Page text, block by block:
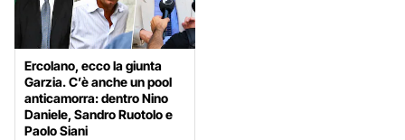
Ercolano, ecco la giunta
Garzia. C’è anche un pool
anticamorra: dentro Nino
Daniele, Sandro Ruotolo e
Paolo Siani